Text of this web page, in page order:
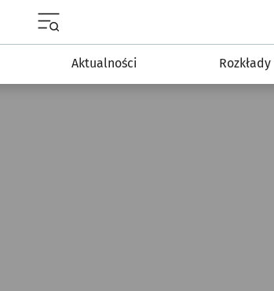
Aktualności Rozkłady